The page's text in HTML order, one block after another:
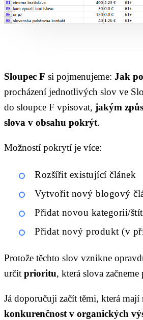
Sloupec F si pojmenujeme: Jak
procházení jednotlivých slov ve
do sloupce F vpisovat, jakým
slova v obsahu pokrýt.
Možností pokrytí je více:
Rozšířit existující článek
Vytvořit nový blogový
Přidat novou kategorii/
Přidat nový produkt (v
Protože těchto slov vznikne
určit prioritu, která slova
Já doporučuji začít těmi, která mají
konkurenčnost v organických